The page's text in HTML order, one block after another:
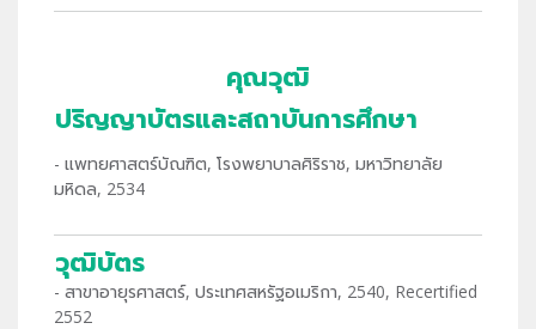
คุณวุฒิ
ปริญญาบัตรและสถาบันการศึกษา
- แพทยศาสตร์บัณฑิต, โรงพยาบาลศิริราช, มหาวิทยาลัย
มหิดล, 2534
วุฒิบัตร
- สาขาอายุรศาสตร์, ประเทศสหรัฐอเมริกา, 2540, Recertified
2552